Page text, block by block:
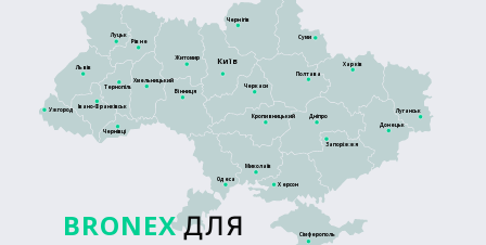
BRONEX ДЛЯ
Сімферополь
Луцьк
Київ
Житомир
Тернопіль
Рівне
Львів
Дніпро
Кропивницький
Харків
Полтава
Черкаси
Суми
Чернігів
Запоріжжя
Херсон
Донецьк
Луганськ
Ужгород
Чернівці
Вінниця
Хмельницький
Івано-Франківськ
Миколаїв
Одеса